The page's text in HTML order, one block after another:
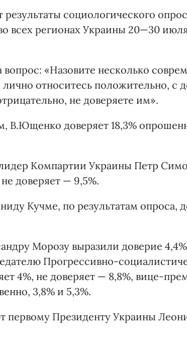
социологического
всех регионах Украины 20—30
вопрос: «Назовите несколько
относитесь положительно, с
не доверяете им».
В.Ющенко доверяет 18,3%
Компартии Украины Петр
доверяет — 9,5%.
Кучме, по результатам опроса,
Морозу выразили доверие
Прогрессивно-
4%, не доверяет — 8,8%, вице-
3,8% и 5,3%.
первому Президенту Украины